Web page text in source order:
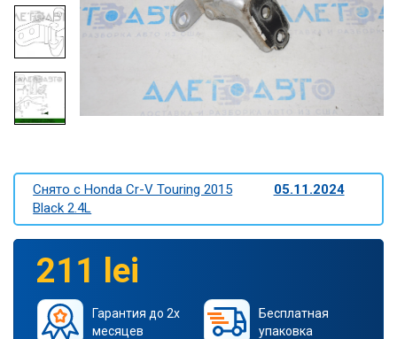
Снято c Honda Cr-V Touring 2015
Black 2.4L
05.11.2024
211 lei
Гарантия до 2х
месяцев
Бесплатная
упаковка